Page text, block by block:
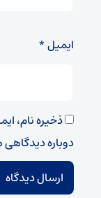
ایمیل*
ذخیره نام،
دوباره